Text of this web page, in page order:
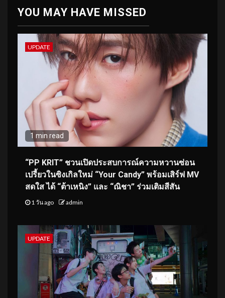
YOU MAY HAVE MISSED
UPDATE
1 min read
“PP KRIT” ชวนเปิดประสบการณ์ความหวานซ่อน
เปรี้ยวในซิงเกิลใหม่ “Your Candy” พร้อมเสิร์ฟ MV
สดใส ได้ “ต้าเหนิง” และ “ณิชา” ร่วมเติมสีสัน
1 วัน ago admin
UPDATE